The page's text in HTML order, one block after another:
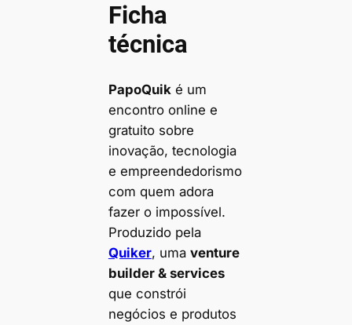
Ficha
técnica
PapoQuik é um
encontro online e
gratuito sobre
inovação, tecnologia
e empreendedorismo
com quem adora
fazer o impossível.
Produzido pela
Quiker, uma venture
builder & services
que constrói
negócios e produtos